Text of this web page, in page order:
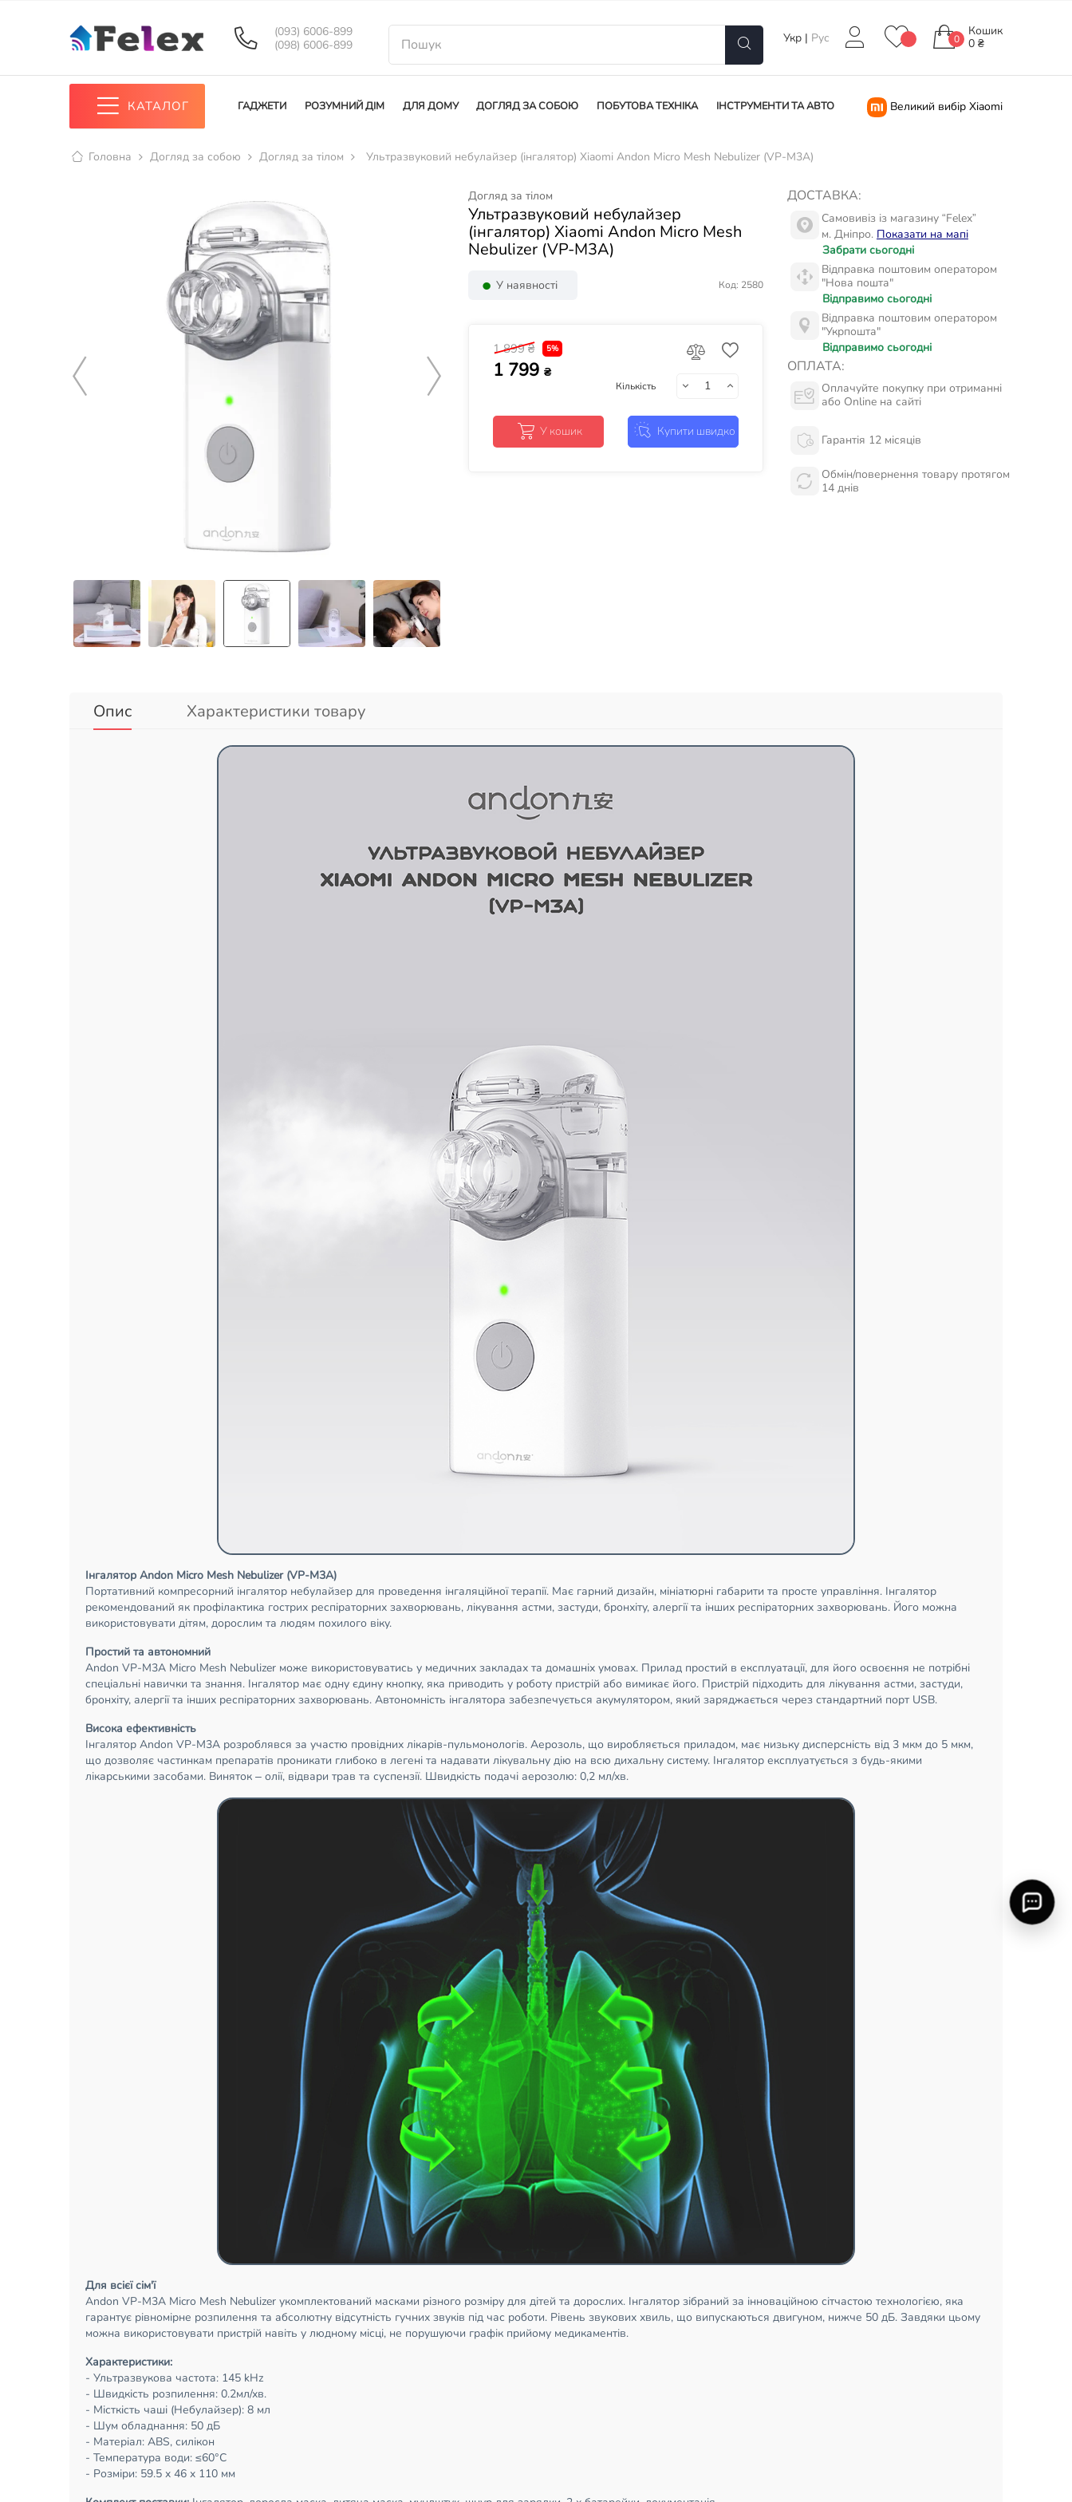
(093) 6006-899
(098) 6006-899
Укр | Рус 0
Кошик
0 ₴
КАТАЛОГ ГАДЖЕТИ РОЗУМНИЙ ДІМ ДЛЯ ДОМУ ДОГЛЯД ЗА СОБОЮ ПОБУТОВА ТЕХНІКА ІНСТРУМЕНТИ ТА АВТО Великий вибір Xiaomi
Головна Догляд за собою Догляд за тілом Ультразвуковий небулайзер (інгалятор) Xiaomi Andon Micro Mesh Nebulizer (VP-M3A)
Догляд за тілом
Ультразвуковий небулайзер
(інгалятор) Xiaomi Andon Micro Mesh
Nebulizer (VP-M3A)
У наявності Код: 2580
1 899 ₴ 5%
1 799 ₴
Кількість
У кошик Купити швидко
ДОСТАВКА:
Самовивіз із магазину “Felex”
м. Дніпро. Показати на мапі
Забрати сьогодні
Відправка поштовим оператором
"Нова пошта"
Відправимо сьогодні
Відправка поштовим оператором
"Укрпошта"
Відправимо сьогодні
ОПЛАТА:
Оплачуйте покупку при отриманні
або Online на сайті
Гарантія 12 місяців
Обмін/повернення товару протягом
14 днів
Опис Характеристики товару
Інгалятор Andon Micro Mesh Nebulizer (VP-M3A)
Портативний компресорний інгалятор небулайзер для проведення інгаляційної терапії. Має гарний дизайн, мініатюрні габарити та просте управління. Інгалятор
рекомендований як профілактика гострих респіраторних захворювань, лікування астми, застуди, бронхіту, алергії та інших респіраторних захворювань. Його можна
використовувати дітям, дорослим та людям похилого віку.
Простий та автономний
Andon VP-M3A Micro Mesh Nebulizer може використовуватись у медичних закладах та домашніх умовах. Прилад простий в експлуатації, для його освоєння не потрібні
спеціальні навички та знання. Інгалятор має одну єдину кнопку, яка приводить у роботу пристрій або вимикає його. Пристрій підходить для лікування астми, застуди,
бронхіту, алергії та інших респіраторних захворювань. Автономність інгалятора забезпечується акумулятором, який заряджається через стандартний порт USB.
Висока ефективність
Інгалятор Andon VP-M3A розроблявся за участю провідних лікарів-пульмонологів. Аерозоль, що виробляється приладом, має низьку дисперсність від 3 мкм до 5 мкм,
що дозволяє частинкам препаратів проникати глибоко в легені та надавати лікувальну дію на всю дихальну систему. Інгалятор експлуатується з будь-якими
лікарськими засобами. Виняток – олії, відвари трав та суспензії. Швидкість подачі аерозолю: 0,2 мл/хв.
Для всієї сім'ї
Andon VP-M3A Micro Mesh Nebulizer укомплектований масками різного розміру для дітей та дорослих. Інгалятор зібраний за інноваційною сітчастою технологією, яка
гарантує рівномірне розпилення та абсолютну відсутність гучних звуків під час роботи. Рівень звукових хвиль, що випускаються двигуном, нижче 50 дБ. Завдяки цьому
можна використовувати пристрій навіть у людному місці, не порушуючи графік прийому медикаментів.
Характеристики:
- Ультразвукова частота: 145 kHz
- Швидкість розпилення: 0.2мл/хв.
- Місткість чаші (Небулайзер): 8 мл
- Шум обладнання: 50 дБ
- Матеріал: ABS, силікон
- Температура води: ≤60°C
- Розміри: 59.5 x 46 x 110 мм